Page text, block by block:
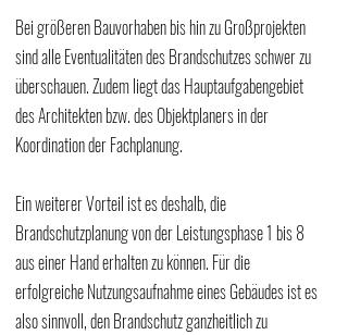
Bei größeren Bauvorhaben bis hin zu Großprojekten
sind alle Eventualitäten des Brandschutzes schwer zu
überschauen. Zudem liegt das Hauptaufgabengebiet
des Architekten bzw. des Objektplaners in der
Koordination der Fachplanung.
Ein weiterer Vorteil ist es deshalb, die
Brandschutzplanung von der Leistungsphase 1 bis 8
aus einer Hand erhalten zu können. Für die
erfolgreiche Nutzungsaufnahme eines Gebäudes ist es
also sinnvoll, den Brandschutz ganzheitlich zu